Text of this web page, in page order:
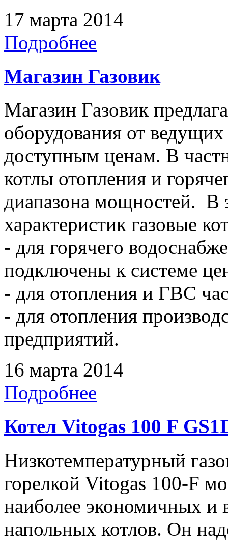
17 марта 2014
Подробнее
Магазин Газовик
Магазин Газовик
оборудования от
доступным ценам. В
котлы отопления и
диапазона мощностей. В
характеристик газовые
- для горячего
подключены к системе
- для отопления и ГВС
- для отопления
предприятий.
16 марта 2014
Подробнее
Котел Vitogas 100 F
Низкотемпературный
горелкой Vitogas 100-F
наиболее экономичных и
напольных котлов. Он